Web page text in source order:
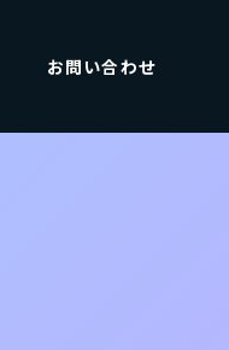
お問い合わせ